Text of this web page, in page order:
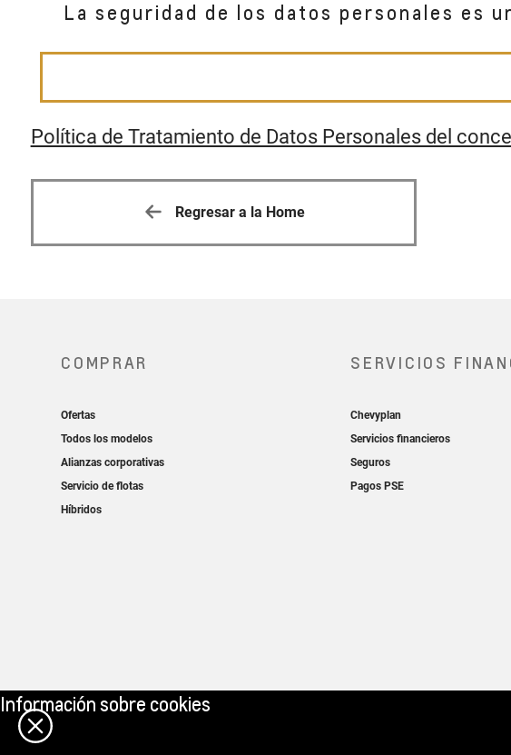
La seguridad de los datos personales es
Política de Tratamiento de Datos Personales del
Regresar a la Home
Información sobre cookies